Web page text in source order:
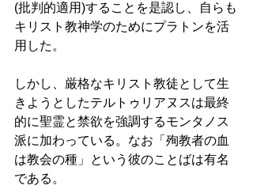
(批判的適用)することを是認し、自らも
キリスト教神学のためにプラトンを活
用した。
しかし、厳格なキリスト教徒として生
きようとしたテルトゥリアヌスは最終
的に聖霊と禁欲を強調するモンタノス
派に加わっている。なお「殉教者の血
は教会の種」という彼のことばは有名
である。